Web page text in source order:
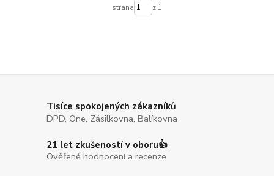
strana z 1
Tisíce spokojených zákazníků
DPD, One, Zásilkovna, Balíkovna
21 let zkušeností v oboru👍
Ověřené hodnocení a recenze